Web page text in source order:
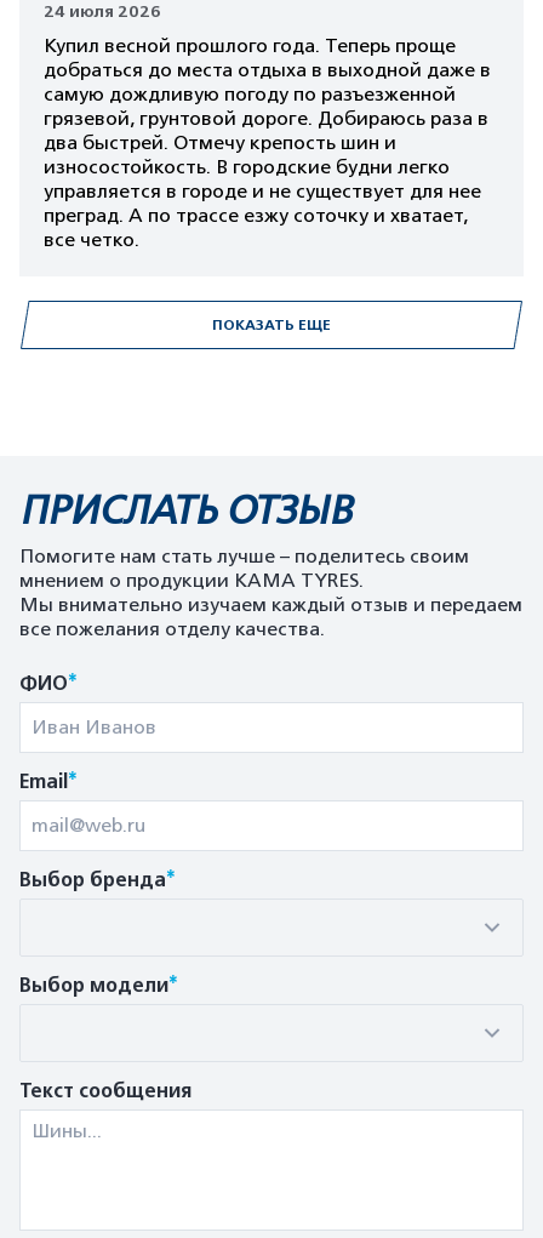
24 июля 2026
Купил весной прошлого года. Теперь проще
добраться до места отдыха в выходной даже в
самую дождливую погоду по разъезженной
грязевой, грунтовой дороге. Добираюсь раза в
два быстрей. Отмечу крепость шин и
износостойкость. В городские будни легко
управляется в городе и не существует для нее
преград. А по трассе езжу соточку и хватает,
все четко.
ПОКАЗАТЬ ЕЩЕ
ПРИСЛАТЬ ОТЗЫВ
Помогите нам стать лучше – поделитесь своим
мнением о продукции KAMA TYRES.
Мы внимательно изучаем каждый отзыв и передаем
все пожелания отделу качества.
ФИО*
Email*
Выбор бренда*
Выбор модели*
Текст сообщения